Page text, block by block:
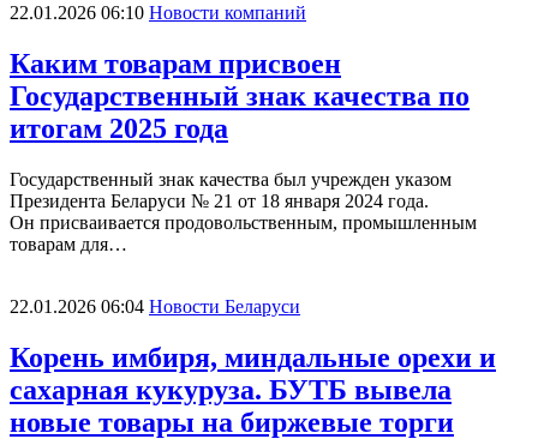
22.01.2026 06:10 Новости компаний
Каким товарам присвоен
Государственный знак качества по
итогам 2025 года
Государственный знак качества был учрежден указом
Президента Беларуси № 21 от 18 января 2024 года.
Он присваивается продовольственным, промышленным
товарам для…
22.01.2026 06:04 Новости Беларуси
Корень имбиря, миндальные орехи и
сахарная кукуруза. БУТБ вывела
новые товары на биржевые торги